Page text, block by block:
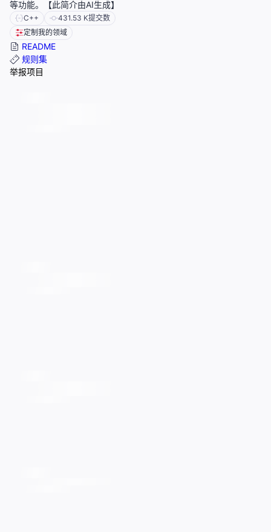
等功能。【此简介由AI生成】
C++ 431.53 K提交数
定制我的领域
README
规则集
举报项目